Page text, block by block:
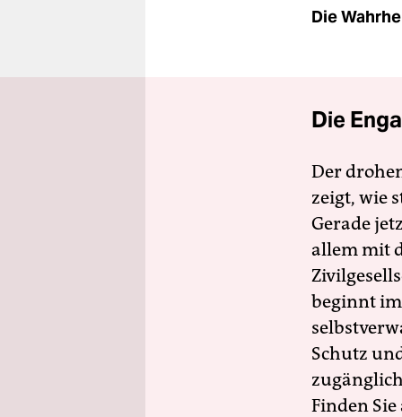
Die
Die
Der
zeigt, wie
Gerade
allem mit
beginnt
Schutz
Finden